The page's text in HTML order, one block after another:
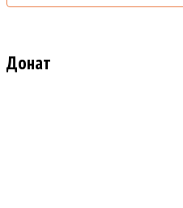
Донат